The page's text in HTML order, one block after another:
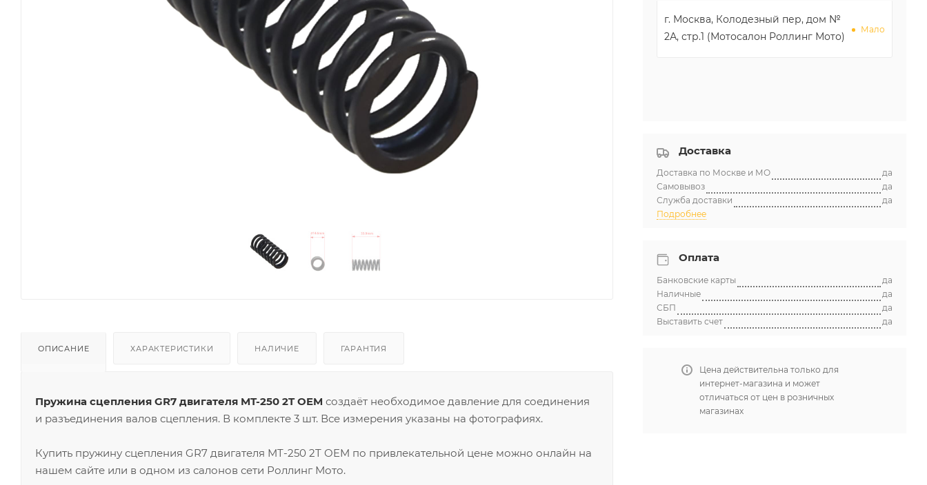
ОПИСАНИЕ ХАРАКТЕРИСТИКИ НАЛИЧИЕ ГАРАНТИЯ
Пружина сцепления GR7 двигателя MT-250 2T OEM создаёт необходимое давление для соединения
и разъединения валов сцепления. В комплекте 3 шт. Все измерения указаны на фотографиях.
Купить пружину сцепления GR7 двигателя MT-250 2T OEM по привлекательной цене можно онлайн на
нашем сайте или в одном из салонов сети Роллинг Мото.
г. Москва, Колодезный пер, дом №
2А, стр.1 (Мотосалон Роллинг Мото)
Мало
Доставка
Доставка по Москве и МО
да
Самовывоз
да
Служба доставки
да
Подробнее
Оплата
Банковские карты
да
Наличные
да
СБП
да
Выставить счет
да
Цена действительна только для
интернет-магазина и может
отличаться от цен в розничных
магазинах